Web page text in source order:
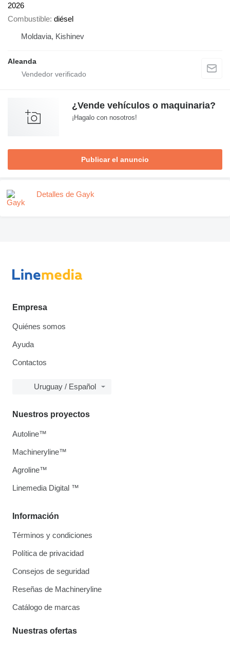
2026
Combustible diésel
Moldavia, Kishinev
Aleanda
¿Vende vehículos o maquinaria?
¡Hagalo con nosotros!
Publicar el anuncio
Detalles de Gayk
Empresa
Quiénes somos
Ayuda
Contactos
Uruguay / Español
Información
Términos y condiciones
Política de privacidad
Consejos de seguridad
Reseñas de Machineryline
Catálogo de marcas
Nuestras ofertas
Nuestros proyectos
Autoline™
Machineryline™
Agroline™
Linemedia Digital ™